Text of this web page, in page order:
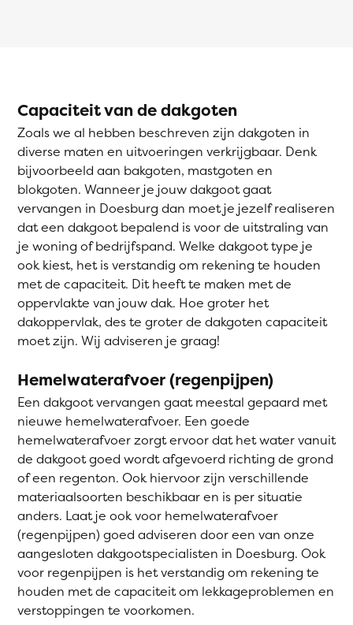
Capaciteit van de dakgoten
Zoals we al hebben beschreven zijn dakgoten in
diverse maten en uitvoeringen verkrijgbaar. Denk
bijvoorbeeld aan bakgoten, mastgoten en
blokgoten. Wanneer je jouw dakgoot gaat
vervangen in Doesburg dan moet je jezelf realiseren
dat een dakgoot bepalend is voor de uitstraling van
je woning of bedrijfspand. Welke dakgoot type je
ook kiest, het is verstandig om rekening te houden
met de capaciteit. Dit heeft te maken met de
oppervlakte van jouw dak. Hoe groter het
dakoppervlak, des te groter de dakgoten capaciteit
moet zijn. Wij adviseren je graag!
Hemelwaterafvoer (regenpijpen)
Een dakgoot vervangen gaat meestal gepaard met
nieuwe hemelwaterafvoer. Een goede
hemelwaterafvoer zorgt ervoor dat het water vanuit
de dakgoot goed wordt afgevoerd richting de grond
of een regenton. Ook hiervoor zijn verschillende
materiaalsoorten beschikbaar en is per situatie
anders. Laat je ook voor hemelwaterafvoer
(regenpijpen) goed adviseren door een van onze
aangesloten dakgootspecialisten in Doesburg. Ook
voor regenpijpen is het verstandig om rekening te
houden met de capaciteit om lekkageproblemen en
verstoppingen te voorkomen.